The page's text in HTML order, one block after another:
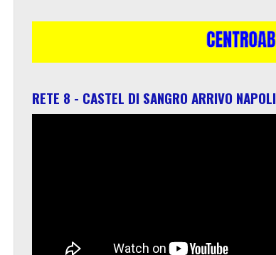
RETE 8 - CASTEL DI SANGRO ARRIVO NAPOLI